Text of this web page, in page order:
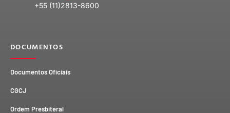
+55 (11)2813-8600
DOCUMENTOS
Documentos Oficiais
CGCJ
Ordem Presbiteral